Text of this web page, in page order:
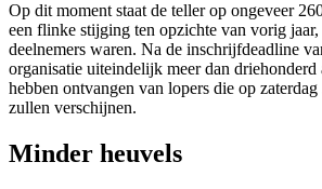
Op dit moment staat de teller op ongeveer
een flinke stijging ten opzichte van vorig jaar,
deelnemers waren. Na de inschrijfdeadline
organisatie uiteindelijk meer dan driehonderd
hebben ontvangen van lopers die op
zullen verschijnen.
Minder heuvels